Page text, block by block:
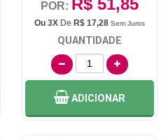
POR: R$ 51,85
Ou 3X De R$ 17,28 Sem Juros
QUANTIDADE
ADICIONAR